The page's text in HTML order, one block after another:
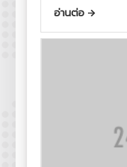
อ่านต่อ